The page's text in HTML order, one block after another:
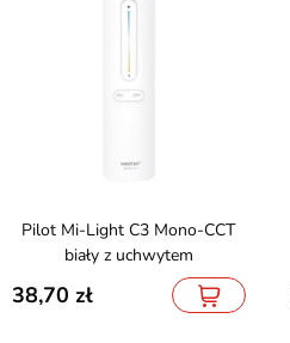
Pilot Mi-Light C3 Mono-CCT
biały z uchwytem
38,70